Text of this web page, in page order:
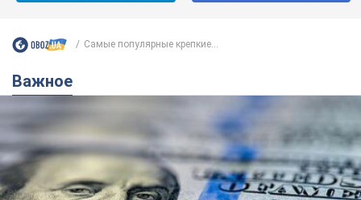
Самые популярные крепкие...
Важное